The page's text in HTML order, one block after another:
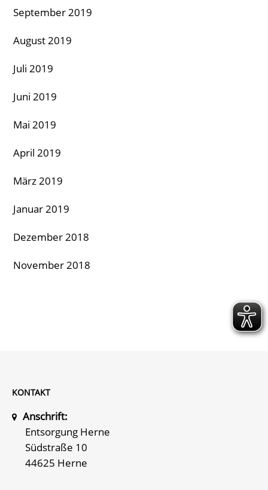
September 2019
August 2019
Juli 2019
Juni 2019
Mai 2019
April 2019
März 2019
Januar 2019
Dezember 2018
November 2018
KONTAKT
Anschrift:
Entsorgung Herne
Südstraße 10
44625 Herne